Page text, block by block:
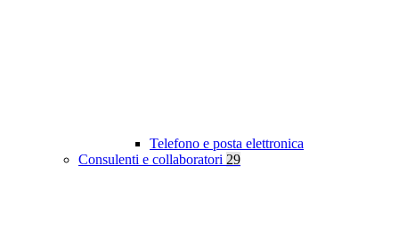
Telefono e posta elettronica
Consulenti e collaboratori 29